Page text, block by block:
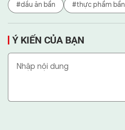
#dầu ăn bẩn #thực phẩm bẩn
Ý KIẾN CỦA BẠN